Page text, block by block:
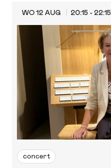
WO 12 AUG 20:15 - 22:15
concert